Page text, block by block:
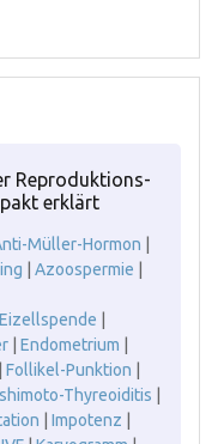
Reproduktions-
erklärt
Müller-Hormon
Azoospermie
Eizellspende
Endometrium
Follikel-Punktion
Thyreoiditis
Impotenz